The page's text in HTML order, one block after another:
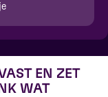
EN ZET
WAT